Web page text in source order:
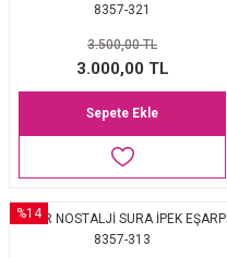
8357-321
3.500,00 TL
3.000,00 TL
Sepete Ekle
%14
AKER NOSTALJİ SURA İPEK EŞARP
8357-313